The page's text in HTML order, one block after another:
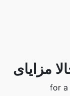
for a